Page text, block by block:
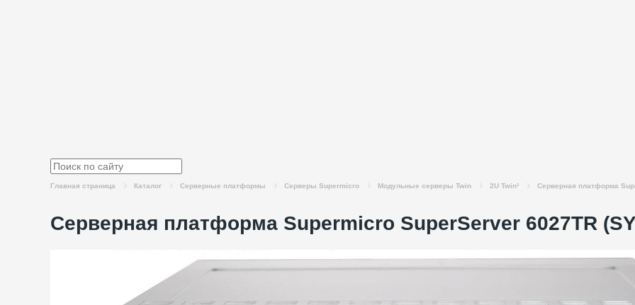
Главная страница Каталог Серверные платформы Серверы Supermicro Модульные серверы Twin 2U Twin² Серверная платформа
Серверная платформа Supermicro SuperServer 6027TR